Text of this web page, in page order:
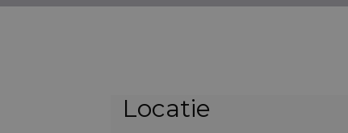
Locatie